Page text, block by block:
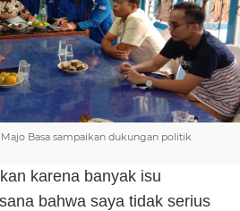
Majo Basa sampaikan dukungan politik
karena banyak isu
bahwa saya tidak serius